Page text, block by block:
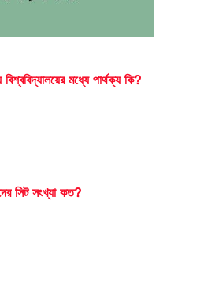
মধ্যে পার্থক্য কি?
সিট সংখ্যা কত?